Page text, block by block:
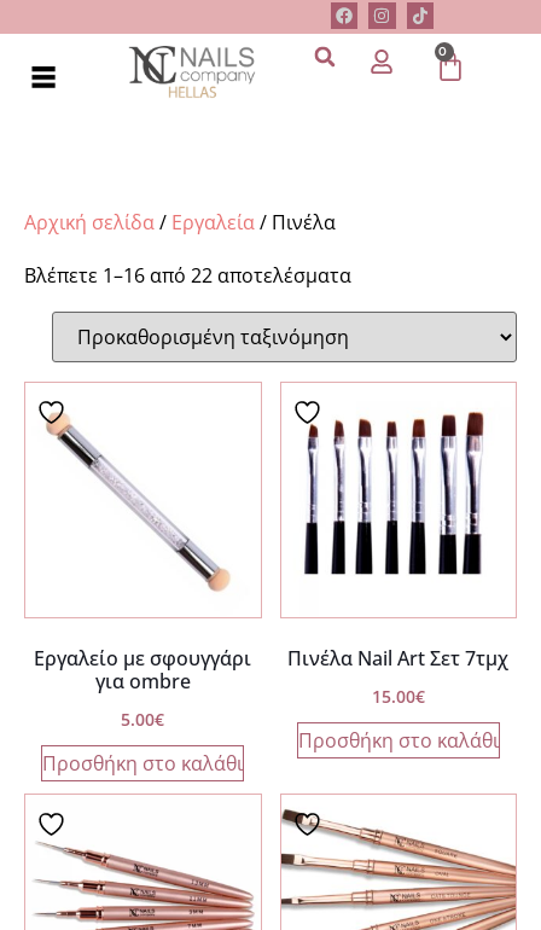
0
Αρχική σελίδα/ Εργαλεία/ Πινέλα
Βλέπετε 1–16 από 22 αποτελέσματα
Εργαλείο με σφουγγάρι
για ombre
5.00€
Προσθήκη στο καλάθι
Πινέλα Nail Art Σετ 7τμχ
15.00€
Προσθήκη στο καλάθι